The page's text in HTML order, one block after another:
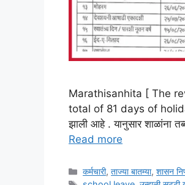
Marathisanhita [ The
total of 81 days of
झाली आहे . यानुसार शाळांना
Read more
Categories
कर्मचारी,ताज्या बातम्या,शासन